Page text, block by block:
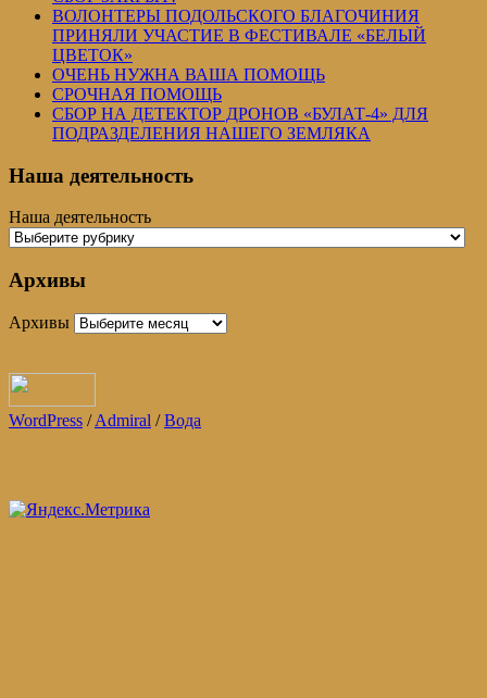
ВОЛОНТЕРЫ ПОДОЛЬСКОГО БЛАГОЧИНИЯ
ПРИНЯЛИ УЧАСТИЕ В ФЕСТИВАЛЕ «БЕЛЫЙ
ЦВЕТОК»
ОЧЕНЬ НУЖНА ВАША ПОМОЩЬ
СРОЧНАЯ ПОМОЩЬ
СБОР НА ДЕТЕКТОР ДРОНОВ «БУЛАТ-4» ДЛЯ
ПОДРАЗДЕЛЕНИЯ НАШЕГО ЗЕМЛЯКА
Наша деятельность
Наша деятельность
Архивы
Архивы
WordPress /Admiral /Вода